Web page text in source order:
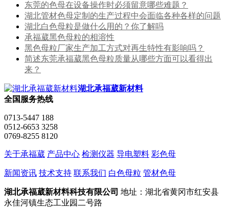
东莞的色母在设备操作时必须留意哪些难题？
湖北管材色母定制的生产过程中会面临各种各样的问题
湖北白色母粒是做什么用的？你了解吗
承福葳黑色母粒的相溶性
黑色母粒厂家生产加工方式对再生特性有影响吗？
简述东莞承福葳黑色母粒质量从哪些方面可以看得出
来？
湖北承福葳新材料
全国服务热线
0713-5447 188
0512-6653 3258
0769-8255 8120
关于承福葳 产品中心 检测仪器 导电塑料 彩色母
新闻资讯 技术支持 联系我们 白色母粒 管材色母
湖北承福葳新材料科技有限公司 地址：湖北省黄冈市红安县
永佳河镇生态工业园二号路